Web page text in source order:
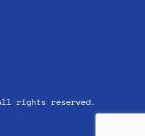
rights reserved.